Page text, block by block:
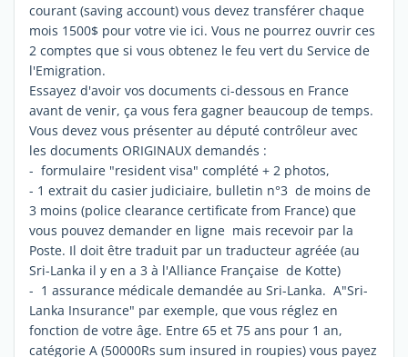
courant (saving account) vous devez transférer chaque
mois 1500$ pour votre vie ici. Vous ne pourrez ouvrir ces
2 comptes que si vous obtenez le feu vert du Service de
l'Emigration.
Essayez d'avoir vos documents ci-dessous en France
avant de venir, ça vous fera gagner beaucoup de temps.
Vous devez vous présenter au député contrôleur avec
les documents ORIGINAUX demandés :
- formulaire "resident visa" complété + 2 photos,
- 1 extrait du casier judiciaire, bulletin n°3 de moins de
3 moins (police clearance certificate from France) que
vous pouvez demander en ligne mais recevoir par la
Poste. Il doit être traduit par un traducteur agréée (au
Sri-Lanka il y en a 3 à l'Alliance Française de Kotte)
- 1 assurance médicale demandée au Sri-Lanka. A"Sri-
Lanka Insurance" par exemple, que vous réglez en
fonction de votre âge. Entre 65 et 75 ans pour 1 an,
catégorie A (50000Rs sum insured in roupies) vous payez